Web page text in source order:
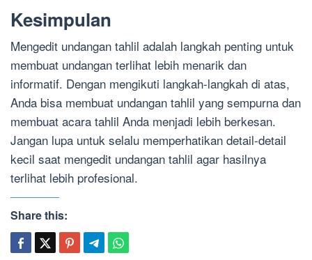
Kesimpulan
Mengedit undangan tahlil adalah langkah penting untuk
membuat undangan terlihat lebih menarik dan
informatif. Dengan mengikuti langkah-langkah di atas,
Anda bisa membuat undangan tahlil yang sempurna dan
membuat acara tahlil Anda menjadi lebih berkesan.
Jangan lupa untuk selalu memperhatikan detail-detail
kecil saat mengedit undangan tahlil agar hasilnya
terlihat lebih profesional.
Share this: